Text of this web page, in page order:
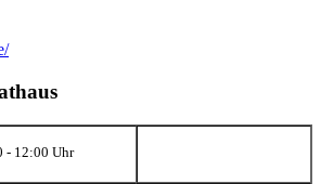
- 12:00 Uhr